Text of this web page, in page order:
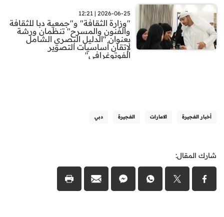
2026-06-25 | 12:21
"وزارة الثقافة" و"جمعية دبا للثقافة
والفنون والمسرح" تنظمان ورشة
بعنوان "الدليل البصري الشامل
لإتقان أساسيات التصوير
الفوتوغرافي"
أخبار الفجيرة الامارات الفجيرة دبي
شارك المقال: